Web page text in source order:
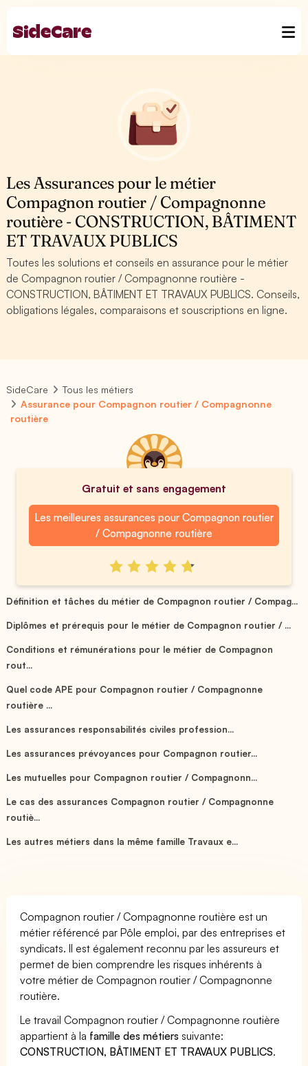
Les Assurances pour le métier
Compagnon routier / Compagnonne
routière - CONSTRUCTION, BÂTIMENT
ET TRAVAUX PUBLICS
Toutes les solutions et conseils en assurance pour le métier
de Compagnon routier / Compagnonne routière -
CONSTRUCTION, BÂTIMENT ET TRAVAUX PUBLICS. Conseils,
obligations légales, comparaisons et souscriptions en ligne.
SideCare
Tous les métiers
Assurance pour Compagnon routier / Compagnonne
routière
Gratuit et sans engagement
Les meilleures assurances pour Compagnon routier
/ Compagnonne routière
Définition et tâches du métier de Compagnon routier / Compag...
Diplômes et prérequis pour le métier de Compagnon routier / ...
Conditions et rémunérations pour le métier de Compagnon
rout...
Quel code APE pour Compagnon routier / Compagnonne
routière ...
Les assurances responsabilités civiles profession...
Les assurances prévoyances pour Compagnon routier...
Les mutuelles pour Compagnon routier / Compagnonn...
Le cas des assurances Compagnon routier / Compagnonne
routiè...
Les autres métiers dans la même famille Travaux e...
Compagnon routier / Compagnonne routière est un
métier référencé par Pôle emploi, par des entreprises et
syndicats. Il est également reconnu par les assureurs et
permet de bien comprendre les risques inhérents à
votre métier de Compagnon routier / Compagnonne
routière.
Le travail Compagnon routier / Compagnonne routière
appartient à la famille des métiers suivante:
CONSTRUCTION, BÂTIMENT ET TRAVAUX PUBLICS.